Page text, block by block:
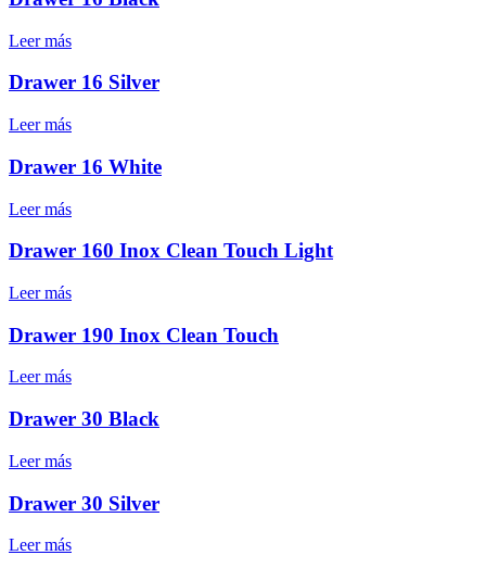
Leer más
Drawer 16 Silver
Leer más
Drawer 16 White
Leer más
Drawer 160 Inox Clean Touch Light
Leer más
Drawer 190 Inox Clean Touch
Leer más
Drawer 30 Black
Leer más
Drawer 30 Silver
Leer más